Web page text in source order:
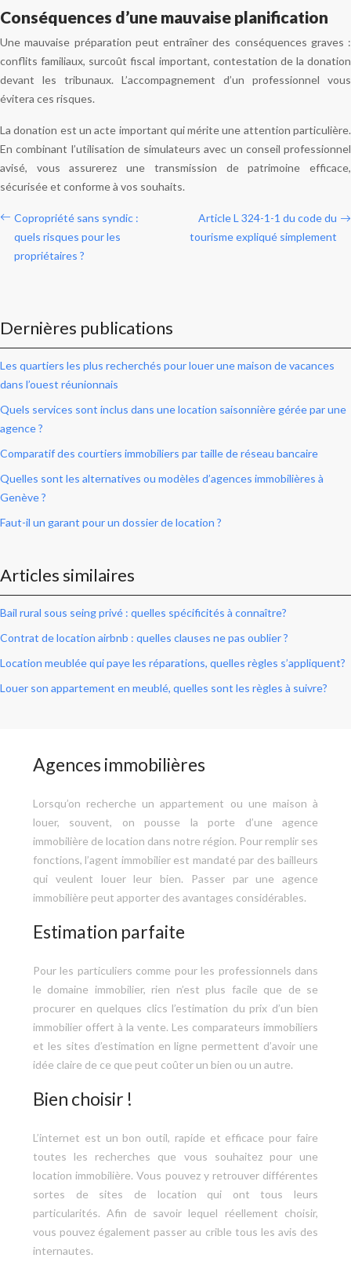
Conséquences d’une mauvaise planification
Une mauvaise préparation peut entraîner des conséquences graves :
conflits familiaux, surcoût fiscal important, contestation de la donation
devant les tribunaux. L’accompagnement d’un professionnel vous
évitera ces risques.
La donation est un acte important qui mérite une attention particulière.
En combinant l’utilisation de simulateurs avec un conseil professionnel
avisé, vous assurerez une transmission de patrimoine efficace,
sécurisée et conforme à vos souhaits.
Copropriété sans syndic :
quels risques pour les
propriétaires ?
Article L 324-1-1 du code du
tourisme expliqué simplement
Dernières publications
Les quartiers les plus recherchés pour louer une maison de vacances
dans l’ouest réunionnais
Quels services sont inclus dans une location saisonnière gérée par une
agence ?
Comparatif des courtiers immobiliers par taille de réseau bancaire
Quelles sont les alternatives ou modèles d’agences immobilières à
Genève ?
Faut-il un garant pour un dossier de location ?
Articles similaires
Bail rural sous seing privé : quelles spécificités à connaître?
Contrat de location airbnb : quelles clauses ne pas oublier ?
Location meublée qui paye les réparations, quelles règles s’appliquent?
Louer son appartement en meublé, quelles sont les règles à suivre?
Agences immobilières
Lorsqu’on recherche un appartement ou une maison à
louer, souvent, on pousse la porte d’une agence
immobilière de location dans notre région. Pour remplir ses
fonctions, l’agent immobilier est mandaté par des bailleurs
qui veulent louer leur bien. Passer par une agence
immobilière peut apporter des avantages considérables.
Estimation parfaite
Pour les particuliers comme pour les professionnels dans
le domaine immobilier, rien n’est plus facile que de se
procurer en quelques clics l’estimation du prix d’un bien
immobilier offert à la vente. Les comparateurs immobiliers
et les sites d’estimation en ligne permettent d’avoir une
idée claire de ce que peut coûter un bien ou un autre.
Bien choisir !
L’internet est un bon outil, rapide et efficace pour faire
toutes les recherches que vous souhaitez pour une
location immobilière. Vous pouvez y retrouver différentes
sortes de sites de location qui ont tous leurs
particularités. Afin de savoir lequel réellement choisir,
vous pouvez également passer au crible tous les avis des
internautes.